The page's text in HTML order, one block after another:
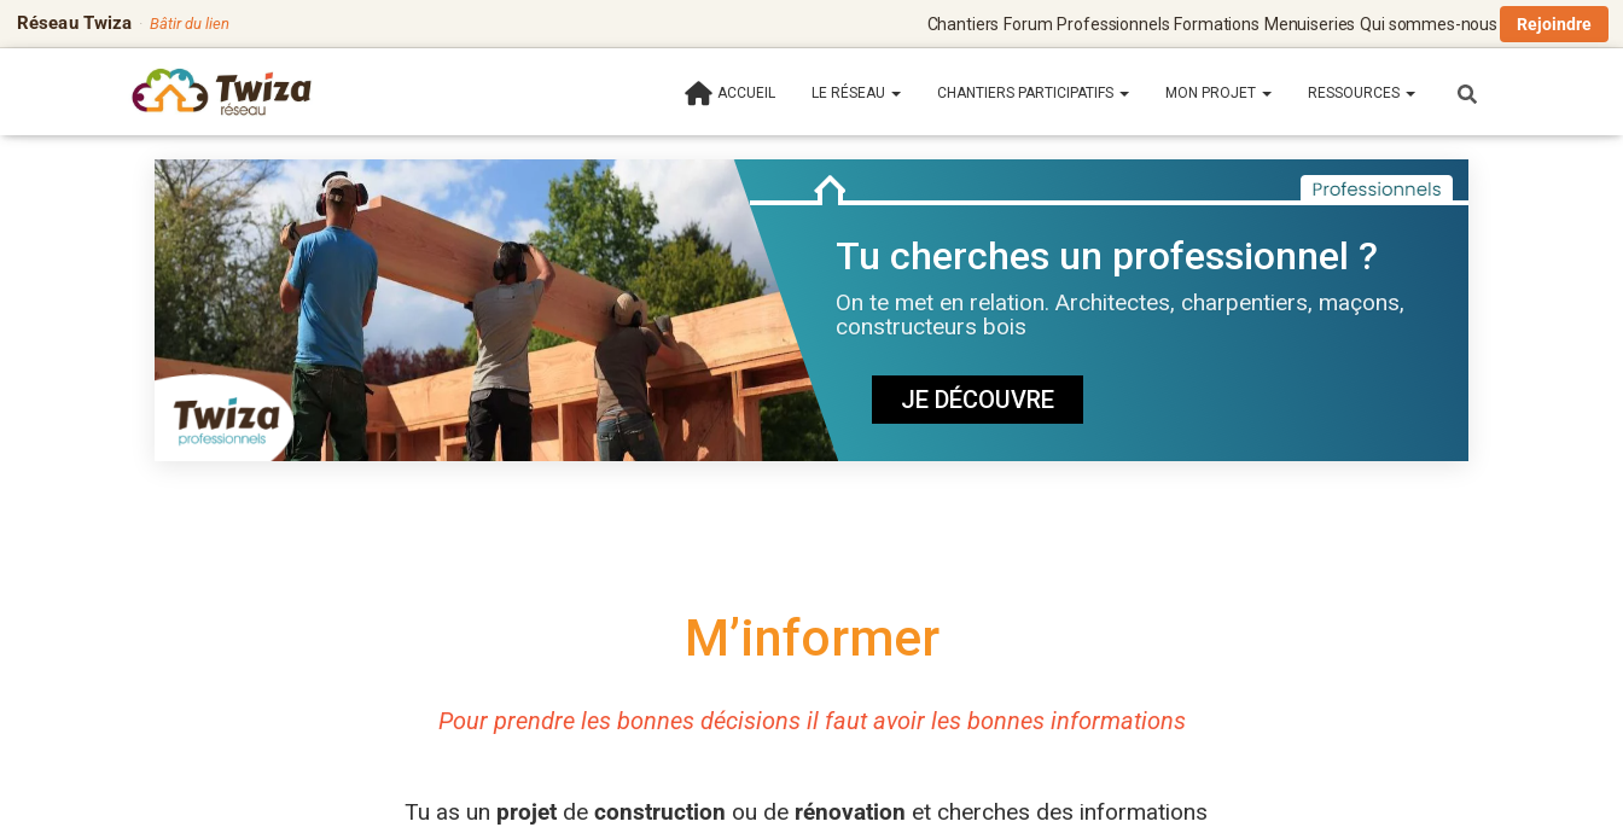
Réseau Twiza · Bâtir du lien Chantiers Forum Professionnels Formations Menuiseries Qui sommes-nous Rejoindre
ACCUEIL LE RÉSEAU CHANTIERS PARTICIPATIFS MON PROJET RESSOURCES
Tu cherches un professionnel ?
On te met en relation. Architectes, charpentiers, maçons,
constructeurs bois
JE DÉCOUVRE
M’informer
Pour prendre les bonnes décisions il faut avoir les bonnes informations
Tu as un projet de construction ou de rénovation et cherches des informations